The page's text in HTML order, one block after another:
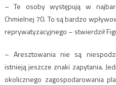
– Te osoby występują w
Chmielnej 70. To są bardzo
reprywatyzacyjnego – stwierdził
– Aresztowania nie są
istnieją jeszcze znaki zapytania.
okolicznego zagospodarowania